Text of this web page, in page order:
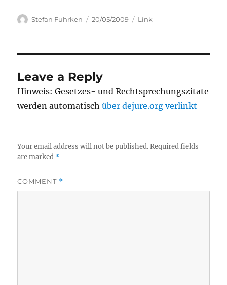
Author
Stefan Fuhrken
Posted
20/05/2009 Categories
Link
Leave a Reply
Hinweis: Gesetzes- und Rechtsprechungszitate
werden automatischüber dejure.org verlinkt
Your email address will not be published. Required fields
are marked *
COMMENT *